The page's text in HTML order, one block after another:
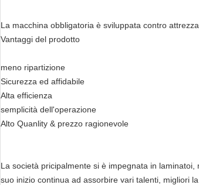
La macchina obbligatoria è sviluppata contro
Vantaggi del prodotto
meno ripartizione
Sicurezza ed affidabile
Alta efficienza
semplicità dell'operazione
Alto Quanlity & prezzo ragionevole
La società pricipalmente si è impegnata in
suo inizio continua ad assorbire vari talenti, migliori